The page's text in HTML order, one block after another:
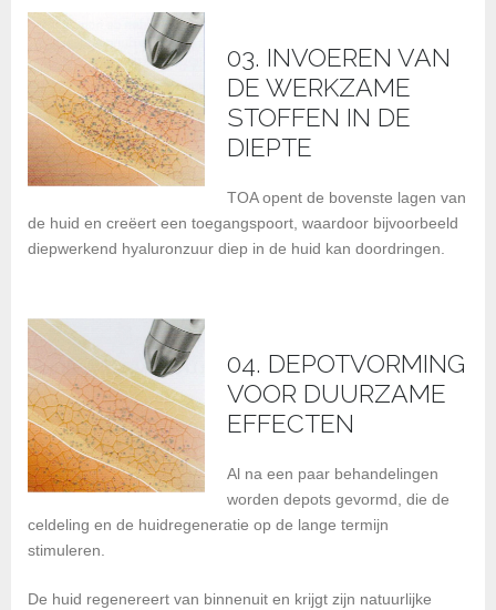
03. INVOEREN VAN
DE WERKZAME
STOFFEN IN DE
DIEPTE
TOA opent de bovenste lagen van
de huid en creëert een toegangspoort, waardoor bijvoorbeeld
diepwerkend hyaluronzuur diep in de huid kan doordringen.
04. DEPOTVORMING
VOOR DUURZAME
EFFECTEN
Al na een paar behandelingen
worden depots gevormd, die de
celdeling en de huid­regeneratie op de lange termijn
stimuleren.
De huid regenereert van binnenuit en krijgt zijn natuurlijke